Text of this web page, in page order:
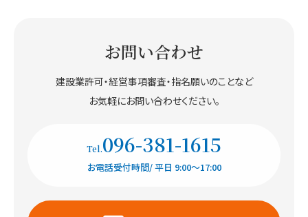
お問い合わせ
建設業許可・経営事項審査・指名願いのことなど
お気軽にお問い合わせください。
Tel.096-381-1615
お電話受付時間/ 平日 9:00〜17:00